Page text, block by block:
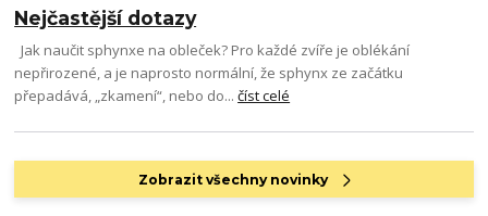
Nejčastější dotazy
Jak naučit sphynxe na obleček? Pro každé zvíře je oblékání
nepřirozené, a je naprosto normální, že sphynx ze začátku
přepadává, „zkamení“, nebo do...číst celé
Zobrazit všechny novinky